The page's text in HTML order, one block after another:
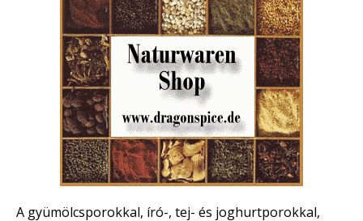
A gyümölcsporokkal, író-, tej- és joghurtporokkal,